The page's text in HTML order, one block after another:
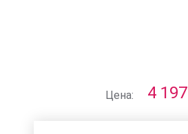
Цена: 4 197